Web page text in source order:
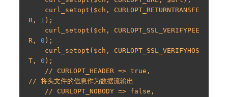
R, 1 );
R, 0 );
T, 0 );
// 将头文件的信息作为数据流输出